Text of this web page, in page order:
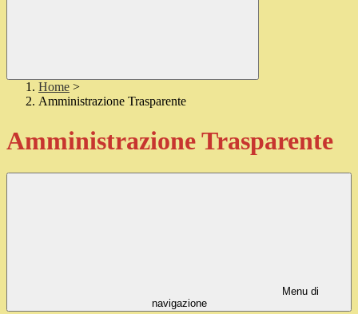
Home >
Amministrazione Trasparente
Amministrazione Trasparente
Menu di
navigazione